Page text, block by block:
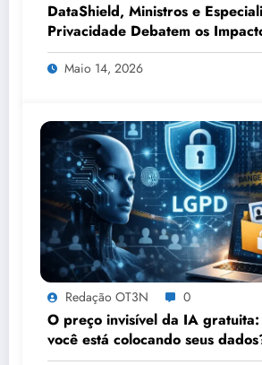
DataShield, Ministros e
Privacidade Debatem os
Tecnologia, IA e Proteção de
Congresso de Direito Digital da
Maio 14, 2026
Redação OT3N 0
O preço invisível da IA
você está colocando seus